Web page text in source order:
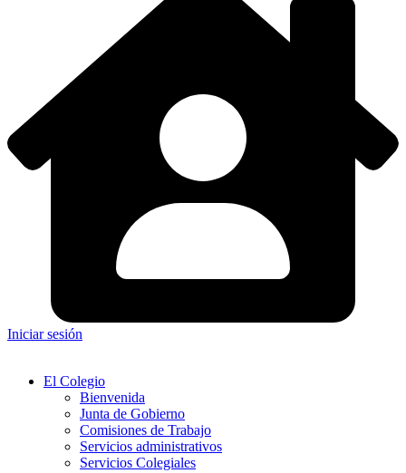
Iniciar sesión
El Colegio
Bienvenida
Junta de Gobierno
Comisiones de Trabajo
Servicios administrativos
Servicios Colegiales